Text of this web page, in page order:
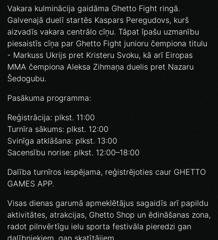
Vakara kulminācija gaidāma Ghetto Fight ringā.
Galvenajā duelī startēs Kaspars Peregudovs, kurš
aizvadīs vakara centrālo cīņu. Tāpat īpašu uzmanību
piesaistīs cīņa par Ghetto Fight junioru čempiona titulu
- Markuss Ukrijs pret Kristeru Svoku, kā arī Eiropas
MMA čempiona Aleksa Zihmaņa duelis pret Nazaru
Šedogubu.
Pasākuma programma:
Reģistrācija: plkst. 11:00
Turnīra sākums: plkst. 12:00
Svinīga atklāšana: plkst. 13:00
Sacensību norise: plkst. 12:00–18:00
Dalība turnīros iespējama, reģistrējoties caur GHETTO
GAMES APP.
Visas dienas garumā apmeklētājus sagaidīs arī papildu
aktivitātes, atrakcijas, Ghetto Shop un ēdināšanas zona,
radot pilnvērtīgu ielu sporta festivāla pieredzi gan